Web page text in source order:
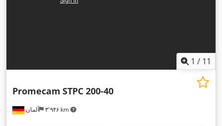
1 / 11
آلمان ۳٬۹۴۶ km
Promecam STPC 200-40